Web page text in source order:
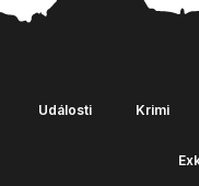
Události Krimi